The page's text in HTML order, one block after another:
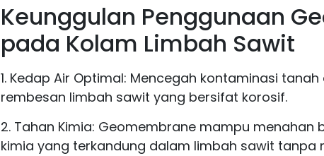
Keunggulan Penggunaan
pada Kolam Limbah Sawit
1. Kedap Air Optimal: Mencegah kontaminasi
rembesan limbah sawit yang bersifat korosif.
2. Tahan Kimia: Geomembrane mampu menahan
kimia yang terkandung dalam limbah sawit tanpa